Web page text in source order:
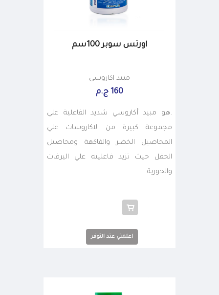
اورتس سوبر 100سم
مبيد اكاروسي
160 ج.م
.هو مبيد أكاروسي شديد الفاعلية علي
مجموعة كبيرة من الاكاروسات علي
المحاصيل الخضر والفاكهة ومحاصيل
الحقل حيث تزيد فاعليته علي اليرقات
والحورية
اعلمني عند التوفر